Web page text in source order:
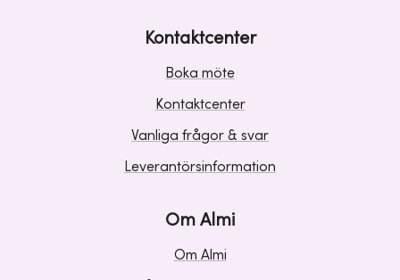
Kontaktcenter
Boka möte
Kontaktcenter
Vanliga frågor & svar
Leverantörsinformation
Om Almi
Om Almi